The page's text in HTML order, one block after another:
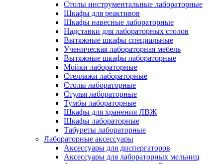
Столы инструментальные лабораторные
Шкафы для реактивов
Шкафы навесные лабораторные
Надставки для лабораторных столов
Вытяжные шкафы специальные
Ученическая лабораторная мебель
Вытяжные шкафы лабораторные
Мойки лабораторные
Стеллажи лабораторные
Столы лабораторные
Стулья лабораторные
Тумбы лабораторные
Шкафы для хранения ЛВЖ
Шкафы лабораторные
Табуреты лабораторные
Лабораторные аксессуары
Аксессуары для диспергаторов
Аксессуары для лабораторных мельниц